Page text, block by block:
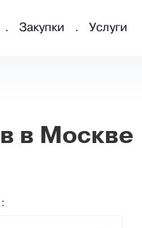
Закупки Услуги
в Москве